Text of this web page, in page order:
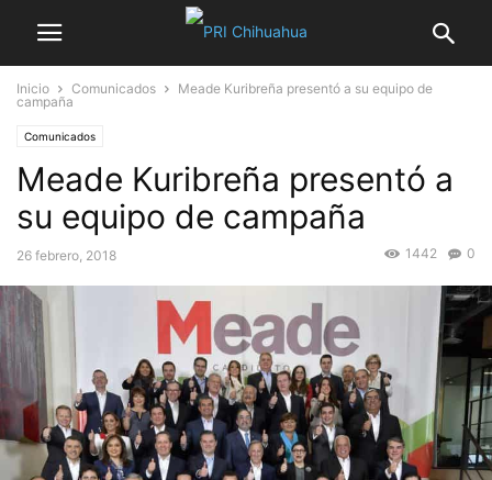
Inicio Comunicados
Meade Kuribreña presentó a su equipo de
campaña
Comunicados
Meade Kuribreña presentó a
su equipo de campaña
26 febrero, 2018 0
1442